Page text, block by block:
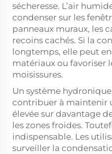
sécheresse. L’air
condenser sur les
panneaux muraux, les
recoins cachés. Si la
longtemps, elle peut
matériaux ou favoriser
moisissures.
Un système
contribuer à maintenir
élevée sur davantage
les zones froides.
indispensable. Les
surveiller la